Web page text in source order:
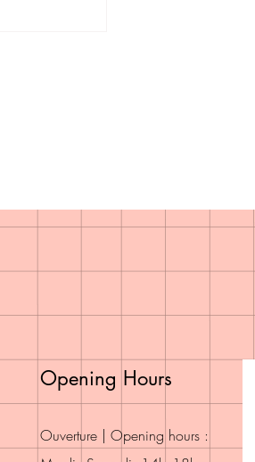
Opening Hours
Ouverture | Opening hours :